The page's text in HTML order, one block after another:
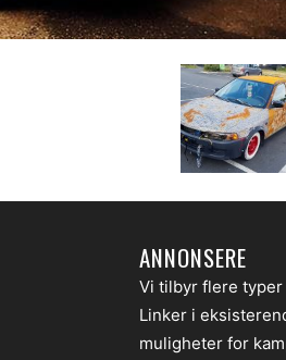
ANNONSERE
Vi tilbyr flere
Linker i
muligheter for